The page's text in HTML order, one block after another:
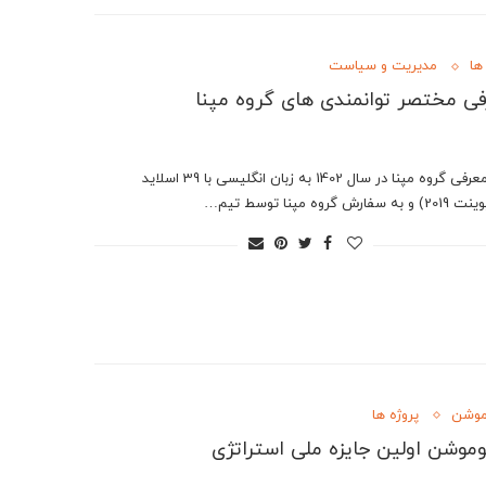
ها مدیریت و سیاست
مختصر توانمندی های گروه مپنا
فایل معرفی گروه مپنا در سال 1402 به زبان انگلیسی با 39 اسلاید
گروه مپنا توسط تیم…
پروژه ها
اولین جایزه ملی استراتژی